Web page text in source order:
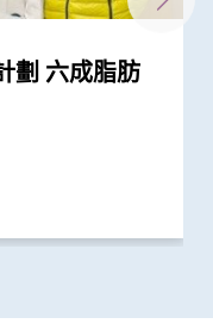
劃 六成脂肪
瘜肉機會較
患者中 1人
或肝硬化
逾十萬非酒
高 近九成患
艱巨 籲患者
數 準確預測
肪肝 情況不
肪檢查 助患
量 能助乙肝
間
是肥胖人士
育部高等學
本港院校之
發 中大代表
療指引
功為肥胖人
個由中國學
會報告 預
成肝癌病...
入治療方案
染者的代謝
馬酸替諾福
嚴重肝病併
仍須注意患
癌監測
常見有肝臟
功能 及早發
肝誘發肝癌
罹患肝癌風
槎基金會優